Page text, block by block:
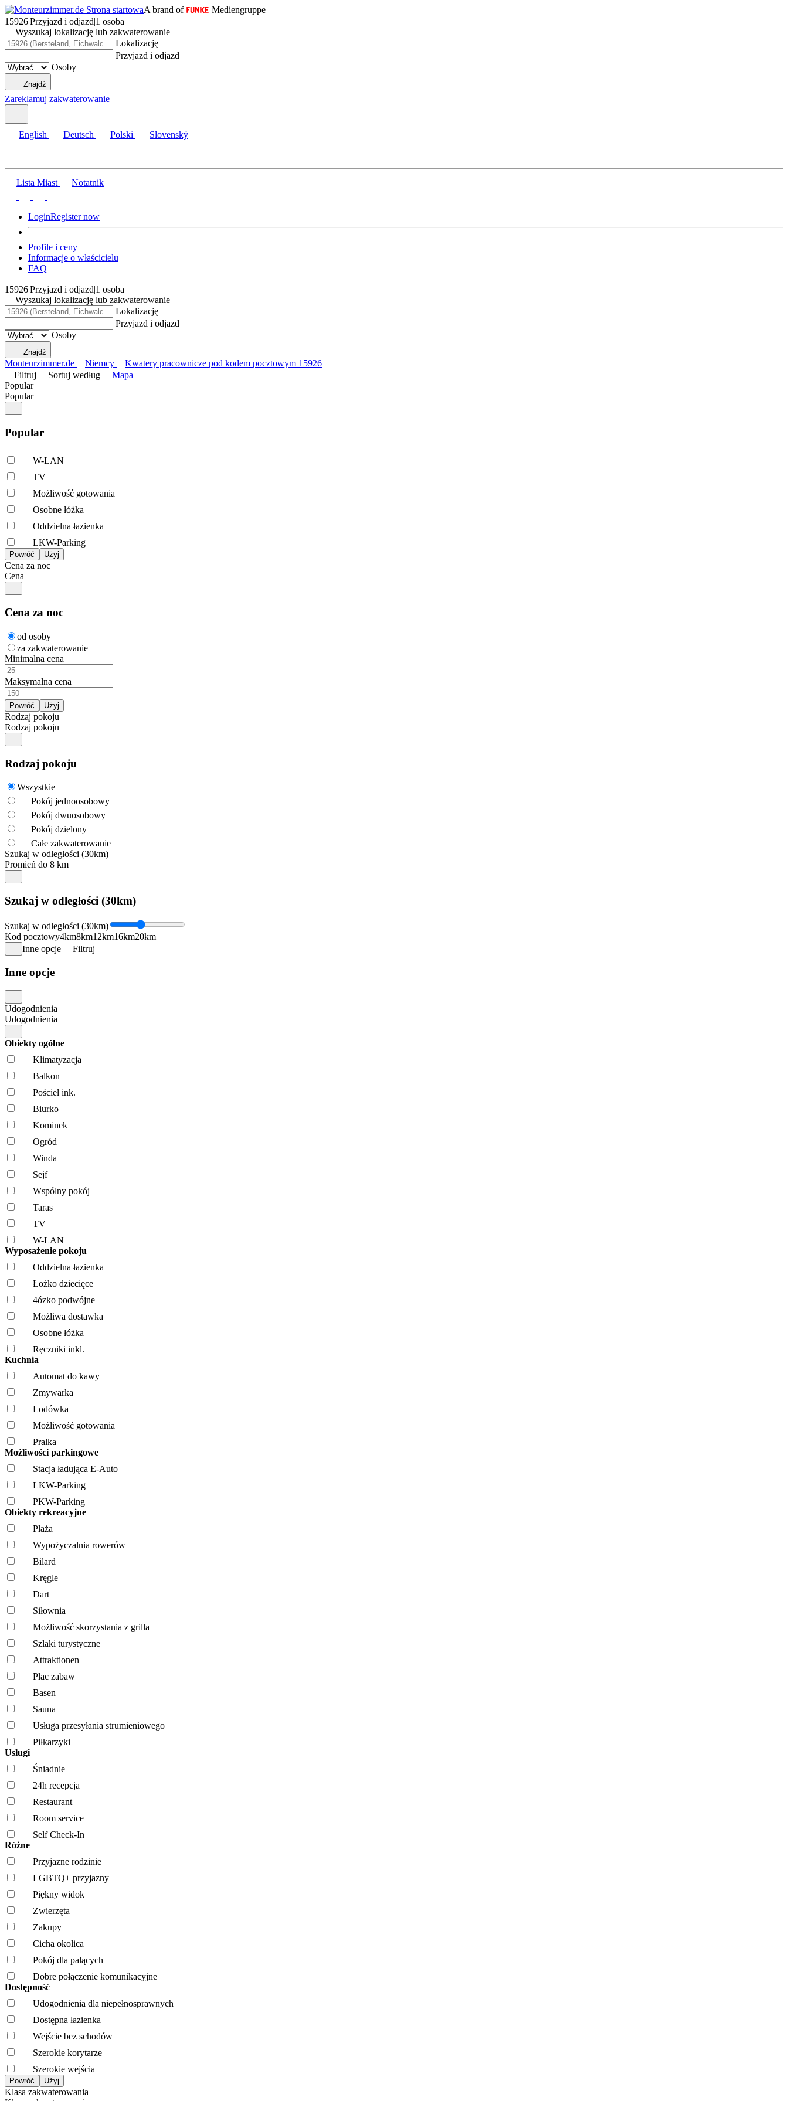
A brand of
Mediengruppe
15926|Przyjazd i odjazd|1 osoba
Wyszukaj lokalizację lub zakwaterowanie
Lokalizację
Przyjazd i odjazd
Osoby
Znajdź
Zareklamuj zakwaterowanie
English Deutsch Polski Slovenský
Lista Miast Notatnik
LoginRegister now
Profile i ceny
Informacje o właścicielu
FAQ
15926|Przyjazd i odjazd|1 osoba
Wyszukaj lokalizację lub zakwaterowanie
Lokalizację
Przyjazd i odjazd
Osoby
Znajdź
Monteurzimmer.de Niemcy
Kwatery pracownicze pod kodem pocztowym 15926
Filtruj
Sortuj według
Mapa
Popular
Popular
Popular
W-LAN
TV
Możliwość gotowania
Osobne łóżka
Oddzielna łazienka
LKW-Parking
Cena za noc
Cena
Cena za noc
od osoby
za zakwaterowanie
Minimalna cena
Maksymalna cena
Rodzaj pokoju
Rodzaj pokoju
Rodzaj pokoju
Wszystkie
Pokój jednoosobowy
Pokój dwuosobowy
Pokój dzielony
Całe zakwaterowanie
Szukaj w odległości (30km)
Promień do 8 km
Szukaj w odległości (30km)
Szukaj w odległości (30km)
Kod pocztowy4km8km12km16km20km
Inne opcje
Filtruj
Inne opcje
Udogodnienia
Udogodnienia
Obiekty ogólne
Klimatyzacja
Balkon
Pościel ink.
Biurko
Kominek
Ogród
Winda
Sejf
Wspólny pokój
Taras
TV
W-LAN
Wyposażenie pokoju
Oddzielna łazienka
Łożko dziecięce
4ózko podwójne
Możliwa dostawka
Osobne łóżka
Ręczniki inkl.
Kuchnia
Automat do kawy
Zmywarka
Lodówka
Możliwość gotowania
Pralka
Możliwości parkingowe
Stacja ładująca E-Auto
LKW-Parking
PKW-Parking
Obiekty rekreacyjne
Plaża
Wypożyczalnia rowerów
Bilard
Kręgle
Dart
Siłownia
Możliwość skorzystania z grilla
Szlaki turystyczne
Attraktionen
Plac zabaw
Basen
Sauna
Usługa przesyłania strumieniowego
Piłkarzyki
Usługi
Śniadnie
24h recepcja
Restaurant
Room service
Self Check-In
Różne
Przyjazne rodzinie
LGBTQ+ przyjazny
Piękny widok
Zwierzęta
Zakupy
Cicha okolica
Pokój dla palących
Dobre połączenie komunikacyjne
Dostępność
Udogodnienia dla niepełnosprawnych
Dostępna łazienka
Wejście bez schodów
Szerokie korytarze
Szerokie wejścia
Klasa zakwaterowania